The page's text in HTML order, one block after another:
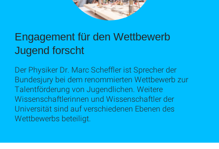
Engagement für den Wettbewerb
Jugend forscht
Der Physiker Dr. Marc Scheffler ist Sprecher der
Bundesjury bei dem renommierten Wettbewerb zur
Talentförderung von Jugendlichen. Weitere
Wissenschaftlerinnen und Wissenschaftler der
Universität sind auf verschiedenen Ebenen des
Wettbewerbs beteiligt.